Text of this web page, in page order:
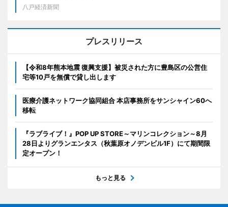
八戸経済新聞
プレスリリース
【令和8年熊本地震 復興支援】被災された方に豊島区の公営住
宅等10戸を無償で貸し出します
医療介護ネットワーク協同組合 本店事務所をサンシャイン60へ
移転
『ラブライブ！』POP UP STORE～マリンコレクション～8月
28日よりグランエンタス（秋葉原オノデンビル1F）にて期間限
定オープン！
もっと見る